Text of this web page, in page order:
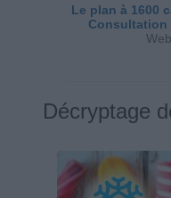
Le plan à 1600
Consultation
Décryptage